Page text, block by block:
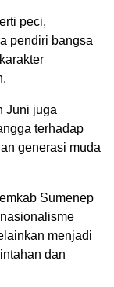
peci,
pendiri bangsa
Juni juga
terhadap
generasi muda
Sumenep
menjadi
dan